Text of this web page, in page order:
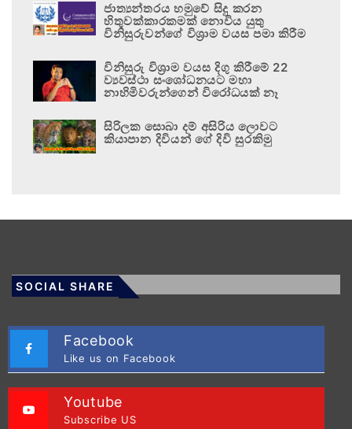
ජාත්‍යන්තරය හමුවේ සිදු කරන
හිතුවක්කාරකමක් නොවිය යුතු
විනිසුරුවන්ගේ විශ්‍රාම වයස පමා කිරීම
විනිසුරු විශ්‍රාම වයස දිගු කිරීමේ 22
ව්‍යවස්ථා සංශෝධනයට මහා
නාහිමිවරුන්ගෙන් විරෝධයක් නෑ
සිරිලක සොබා දම් අසිරිය ලොවට
කියාපාන දිවියන් ගේ දිවි සුරකිමු
SOCIAL SHARE
Facebook
Like us on Facebook
Youtube
Subscribe US